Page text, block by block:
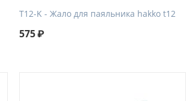
T12-K - Жало для паяльника hakko t12
575₽